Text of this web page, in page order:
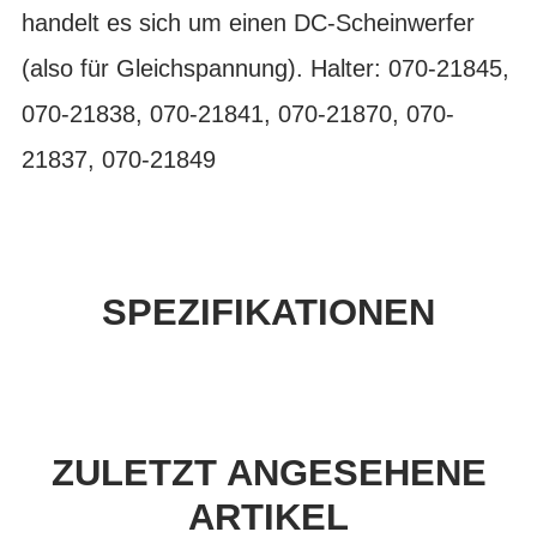
handelt es sich um einen DC-Scheinwerfer
(also für Gleichspannung). Halter: 070-21845,
070-21838, 070-21841, 070-21870, 070-
21837, 070-21849
SPEZIFIKATIONEN
ZULETZT ANGESEHENE
ARTIKEL